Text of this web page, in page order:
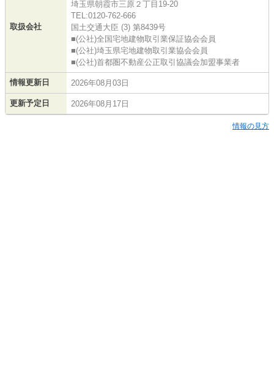
取扱会社
埼玉県朝霞市三原２丁目19-20
TEL:0120-762-666
国土交通大臣 (3) 第8439号
■(公社)全国宅地建物取引業保証協会会員
■(公社)埼玉県宅地建物取引業協会会員
■(公社)首都圏不動産公正取引協議会加盟事業者
情報更新日 2026年08月03日
更新予定日 2026年08月17日
情報の見方